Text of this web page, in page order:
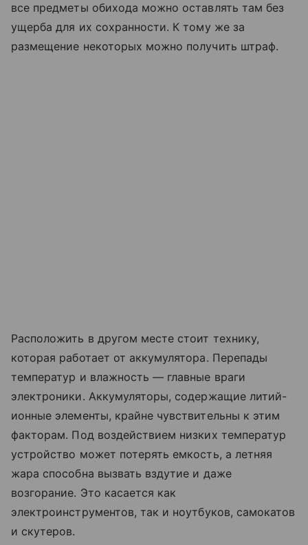
все предметы обихода можно оставлять там без
ущерба для их сохранности. К тому же за
размещение некоторых можно получить штраф.
Расположить в другом месте стоит технику,
которая работает от аккумулятора. Перепады
температур и влажность — главные враги
электроники. Аккумуляторы, содержащие литий-
ионные элементы, крайне чувствительны к этим
факторам. Под воздействием низких температур
устройство может потерять емкость, а летняя
жара способна вызвать вздутие и даже
возгорание. Это касается как
электроинструментов, так и ноутбуков, самокатов
и скутеров.